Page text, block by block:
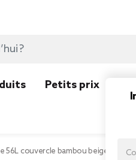
Petits prix
56L couvercle bambou beige